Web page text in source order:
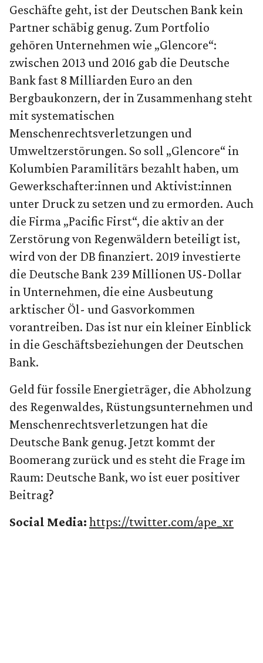
Geschäfte geht, ist der Deutschen Bank kein
Partner schäbig genug. Zum Portfolio
gehören Unternehmen wie „Glencore“:
zwischen 2013 und 2016 gab die Deutsche
Bank fast 8 Milliarden Euro an den
Bergbaukonzern, der in Zusammenhang steht
mit systematischen
Menschenrechtsverletzungen und
Umweltzerstörungen. So soll „Glencore“ in
Kolumbien Paramilitärs bezahlt haben, um
Gewerkschafter:innen und Aktivist:innen
unter Druck zu setzen und zu ermorden. Auch
die Firma „Pacific First“, die aktiv an der
Zerstörung von Regenwäldern beteiligt ist,
wird von der DB finanziert. 2019 investierte
die Deutsche Bank 239 Millionen US-Dollar
in Unternehmen, die eine Ausbeutung
arktischer Öl- und Gasvorkommen
vorantreiben. Das ist nur ein kleiner Einblick
in die Geschäftsbeziehungen der Deutschen
Bank.
Geld für fossile Energieträger, die Abholzung
des Regenwaldes, Rüstungsunternehmen und
Menschenrechtsverletzungen hat die
Deutsche Bank genug. Jetzt kommt der
Boomerang zurück und es steht die Frage im
Raum: Deutsche Bank, wo ist euer positiver
Beitrag?
Social Media: https://twitter.com/ape_xr